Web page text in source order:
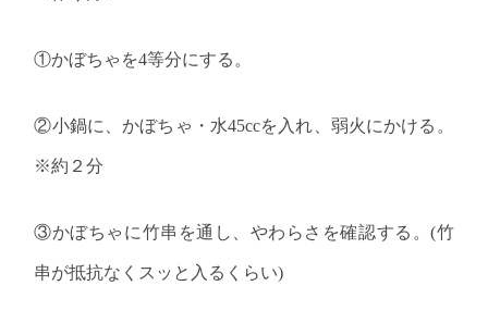
①かぼちゃを4等分にする。
②小鍋に、かぼちゃ・水45ccを入れ、弱火にかける。
※約２分
③かぼちゃに竹串を通し、やわらさを確認する。(竹
串が抵抗なくスッと入るくらい)